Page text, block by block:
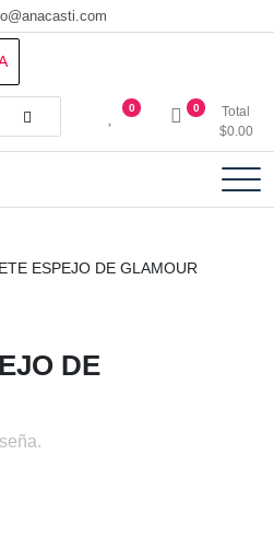
SA
de flores y plantas. juguetes,
0 0
Total
$0.00
ESPEJO DE GLAMOUR
DE